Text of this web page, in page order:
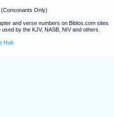
Only)
and verse numbers on Biblos.com sites
by the KJV, NASB, NIV and others.
Hub